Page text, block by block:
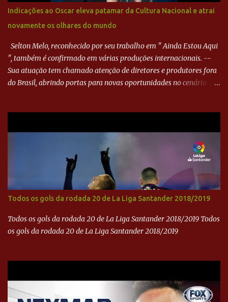
minutos depois, Wellington encheu o pé e quase surpreendeu o
goleiro rival, que novamente defendeu. No fim, Jefferson teve
outra boa chance, mas parou no goleiro. Gol para matar espera...
Indicações ao Oscar eleva patamar da Cultura Nacional e atrai
novamente os olhares do mundo
Selton Melo, reconhecido por seu trabalho em " Ainda Estou Aqui
", também é confirmado em várias produções internacionais. --
Sua atuação tem chamado atenção de diretores e produtores fora
do Brasil, abrindo portas para novas oportunidades no cenário
Todos os gols da rodada 20 de La Liga Santander 2018/2019
Todos os gols da rodada 20 de La Liga Santander 2018/2019 Todos
os gols da rodada 20 de La Liga Santander 2018/2019